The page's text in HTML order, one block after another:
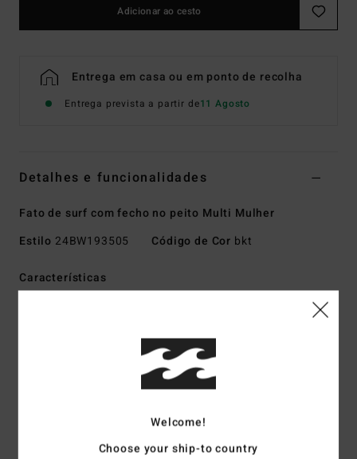
Adicionar ao cesto
Entrega em casa ou em ponto de recolha
Entrega prevista a partir de11 Agosto
Detalhes e funcionalidades
Fato de surf com fecho no peito Multi Mulher
Estilo 24BW193505 Código de Cor bkt
Características
fabricado com tecidos 100% reciclados pós-consumo
BORRACHA NATURAL - Feita com 85%
de borracha natural e 15% de aditivos sintéticos compostos
Tecido interior:GRAFENO COMP para proporcionar o
Welcome!
Choose your ship-to country